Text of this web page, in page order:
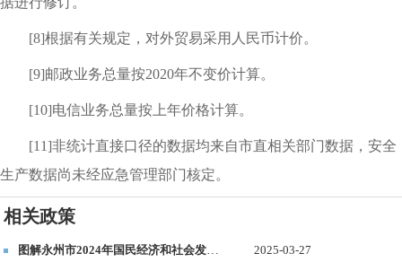
[8]根据有关规定，对外贸易采用人民币计价。
[9]邮政业务总量按2020年不变价计算。
[10]电信业务总量按上年价格计算。
[11]非统计直接口径的数据均来自市直相关部门数据，安全
生产数据尚未经应急管理部门核定。
相关政策
图解永州市2024年国民经济和社会发展统计公报 2025-03-27